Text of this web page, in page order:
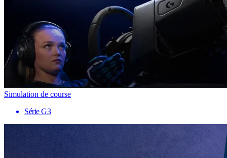
Simulation de course
Série G3